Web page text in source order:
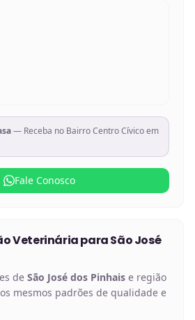
— Receba no Bairro Centro Cívico em
Fale Conosco
VeterináriaparaSão José
de São José dos Pinhais e região
mesmos padrões de qualidade e